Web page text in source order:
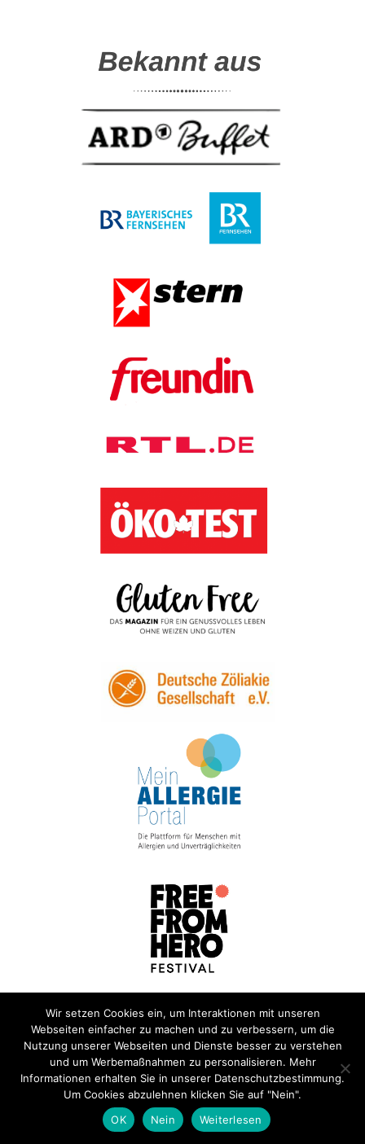
Wir setzen Cookies ein, um Interaktionen mit unseren
Webseiten einfacher zu machen und zu verbessern, um die
Nutzung unserer Webseiten und Dienste besser zu verstehen
und um Werbemaßnahmen zu personalisieren. Mehr
Informationen erhalten Sie in unserer Datenschutzbestimmung.
Um Cookies abzulehnen klicken Sie auf "Nein".
OK
Nein Weiterlesen